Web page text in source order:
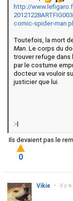
http://
comic-spider-
Toutefois, la mort
Man. Le corps du
trouver refuge dans
par le costume
docteur va vouloir
justicier que lui.
:-|
Ils devaient pas le
0
Vikie • il y a